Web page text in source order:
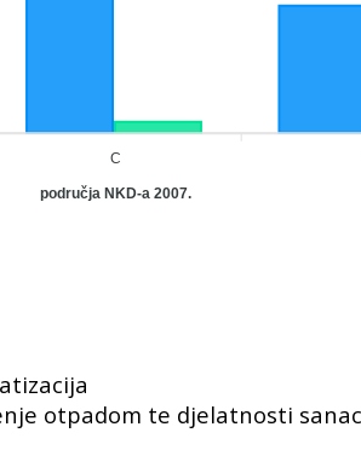
C
područja NKD-a 2007.
otpadom te djelatnosti